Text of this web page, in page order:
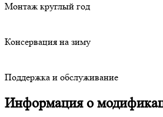
Монтаж круглый год
Консервация на зиму
Поддержка и обслуживание
Информация о